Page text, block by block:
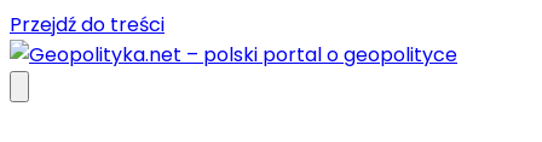
Przejdź do treści